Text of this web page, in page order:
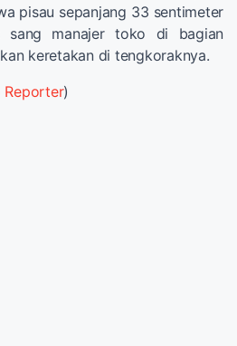
pisau sepanjang 33 sentimeter
sang manajer toko di bagian
keretakan di tengkoraknya.
Reporter)